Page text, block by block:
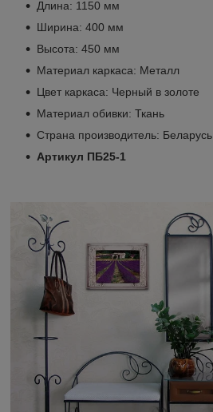
Длина: 1150 мм
Ширина: 400 мм
Высота: 450 мм
Материал каркаса: Металл
Цвет каркаса: Черный в золоте
Материал обивки: Ткань
Страна производитель: Беларусь
Артикул ПБ25-1